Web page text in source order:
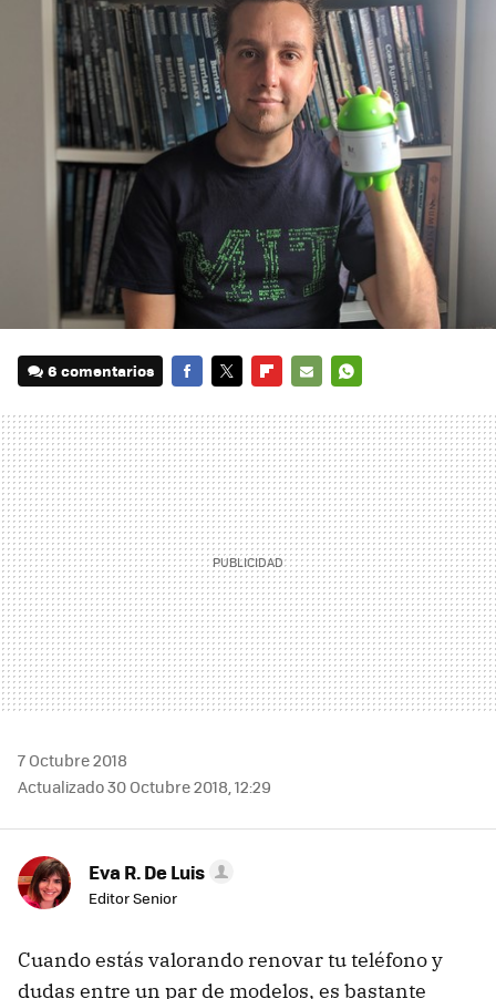
6 comentarios
MAIL
7 Octubre 2018
Actualizado 30 Octubre 2018, 12:29
Eva R. De Luis
Editor Senior
Cuando estás valorando renovar tu teléfono y
dudas entre un par de modelos, es bastante